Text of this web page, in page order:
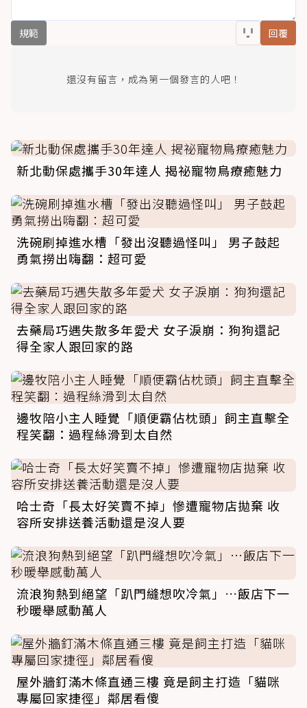
規範 回覆
還沒有留言，成為第一個發言的人吧！
新北動保處攜手30年達人 揭祕寵物鳥療癒魅力
洗碗刷掉進水槽「發出沒聽過怪叫」 男子鼓起
勇氣撈出嗨翻：超可愛
去藥局巧遇失散多年愛犬 女子淚崩：狗狗還記
得全家人跟回家的路
邊牧陪小主人睡覺「順便霸佔枕頭」飼主直擊全
程笑翻：過程絲滑到太自然
哈士奇「長太好笑賣不掉」慘遭寵物店拋棄 收
容所安排送養活動還是沒人要
流浪狗熱到絕望「趴門縫想吹冷氣」…飯店下一
秒暖舉感動萬人
屋外牆釘滿木條直通三樓 竟是飼主打造「貓咪
專屬回家捷徑」鄰居看傻